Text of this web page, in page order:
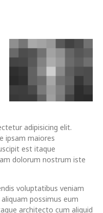
adipisicing elit.
ipsam maiores
est itaque
dolorum nostrum iste
voluptatibus veniam
possimus eum
architecto cum aliquid